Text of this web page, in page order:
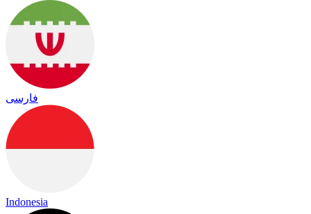
فارسی
Indonesia